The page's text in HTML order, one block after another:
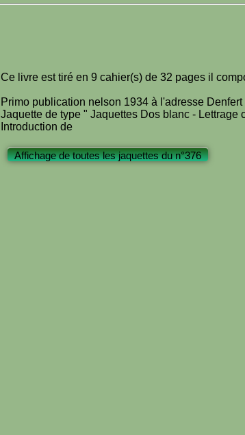
Ce livre est tiré en 9 cahier(s) de 32 pages il
Primo publication nelson 1934 à l'adresse
Jaquette de type " Jaquettes Dos blanc -
Introduction de
Affichage de toutes les jaquettes du n°376